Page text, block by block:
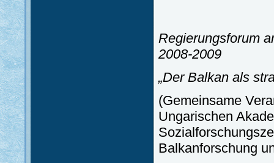
Regierungsforum
2008-2009
„Der Balkan als
(Gemeinsame
Ungarischen
Balkanforschung